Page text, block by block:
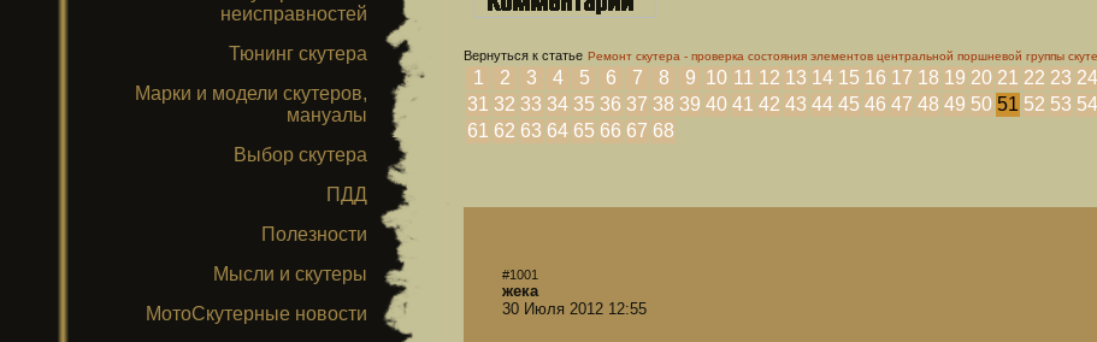
неисправностей
Тюнинг скутера
Марки и модели скутеров,
мануалы
Выбор скутера
ПДД
Полезности
Мысли и скутеры
МотоСкутерные новости
Вернуться к статье Ремонт скутера - проверка состояния элементов центральной поршневой группы
1 2 3 4 5 6 7 8 9 10 11 12 13 14 15 16 17 18 19 20 21 22 23 24
31 32 33 34 35 36 37 38 39 40 41 42 43 44 45 46 47 48 49 50 51 52 53 54
61 62 63 64 65 66 67 68
#1001
жека
30 Июля 2012 12:55